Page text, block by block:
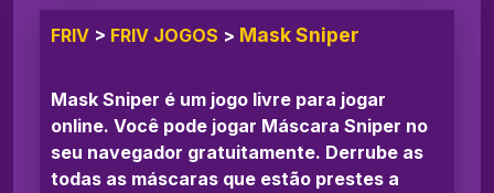
FRIV > FRIV JOGOS > Mask Sniper
Mask Sniper é um jogo livre para jogar
online. Você pode jogar Máscara Sniper no
seu navegador gratuitamente. Derrube as
todas as máscaras que estão prestes a